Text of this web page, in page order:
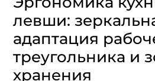
левши:
адаптация
треугольника и
хранения